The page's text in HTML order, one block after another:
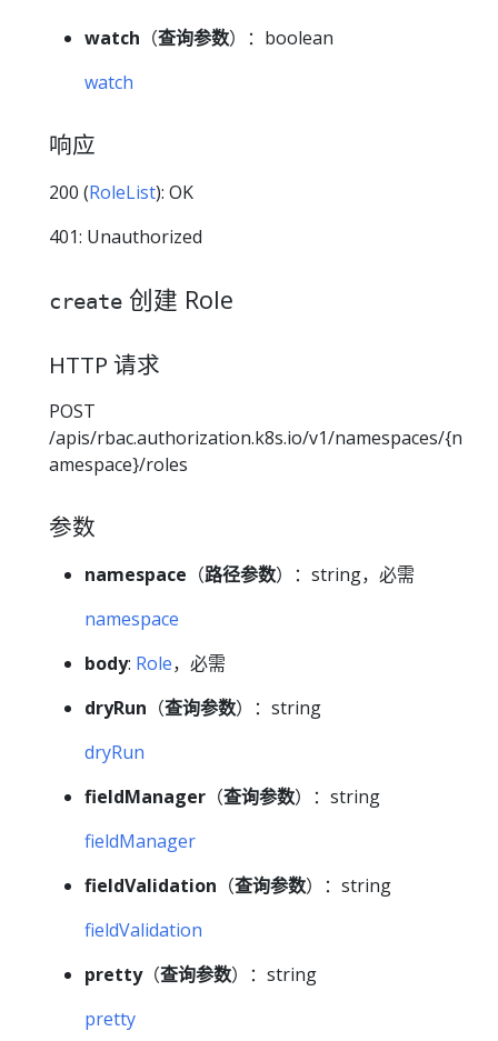
watch （查询参数）：boolean
watch
响应
200 (RoleList): OK
401: Unauthorized
create 创建 Role
HTTP 请求
POST
/apis/rbac.authorization.k8s.io/v1/namespaces/{n
amespace}/roles
参数
namespace （路径参数）：string，必需
namespace
body: Role，必需
dryRun （查询参数）：string
dryRun
fieldManager （查询参数）：string
fieldManager
fieldValidation （查询参数）：string
fieldValidation
pretty（查询参数）：string
pretty